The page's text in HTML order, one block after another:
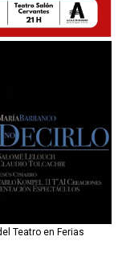
Teatro en Ferias